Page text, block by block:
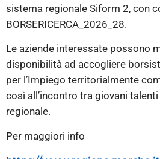
sistema regionale Siform 2, con
BORSERICERCA_2026_28.
Le aziende interessate possono
disponibilità ad accogliere
per l’Impiego territorialmente
così all’incontro tra giovani
regionale.
Per maggiori info